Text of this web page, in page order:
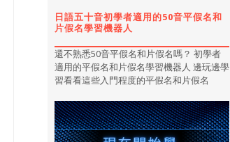
日語五十音初學者適用的50音平假名和
片假名學習機器人
還不熟悉50音平假名和片假名嗎？ 初學者
適用的平假名和片假名學習機器人 邊玩邊學
習看看這些入門程度的平假名和片假名